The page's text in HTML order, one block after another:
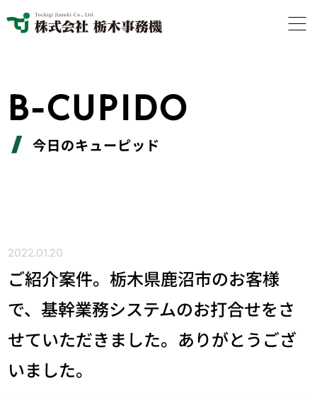
B-CUPIDO
今日のキューピッド
2022.01.20
ご紹介案件。栃木県鹿沼市のお客様
で、基幹業務システムのお打合せをさ
せていただきました。ありがとうござ
いました。